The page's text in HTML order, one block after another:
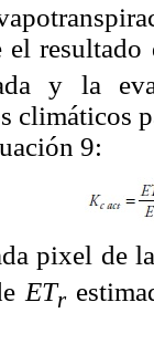
el resultado
y la
climáticos
9:
pixel de
ETr